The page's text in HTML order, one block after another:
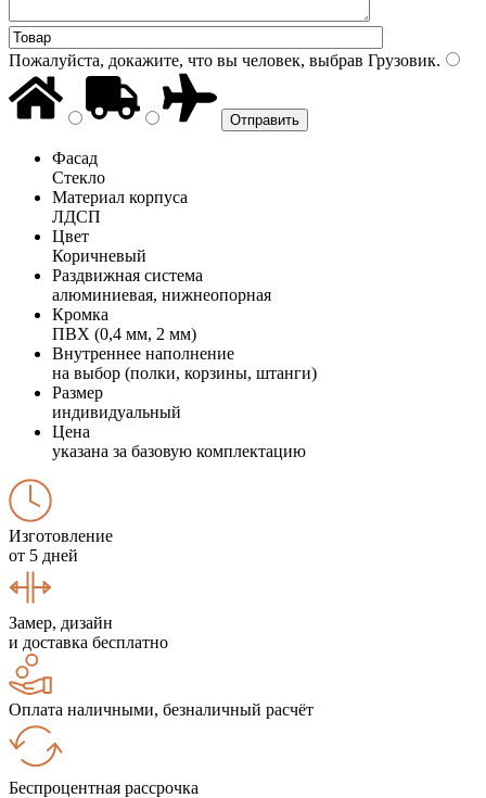
Пожалуйста, докажите, что вы человек, выбрав Грузовик.
Фасад
Стекло
Материал корпуса
ЛДСП
Цвет
Коричневый
Раздвижная система
алюминиевая, нижнеопорная
Кромка
ПВХ (0,4 мм, 2 мм)
Внутреннее наполнение
на выбор (полки, корзины, штанги)
Размер
индивидуальный
Цена
указана за базовую комплектацию
Изготовление
от 5 дней
Замер, дизайн
и доставка бесплатно
Оплата наличными, безналичный расчёт
Беспроцентная рассрочка